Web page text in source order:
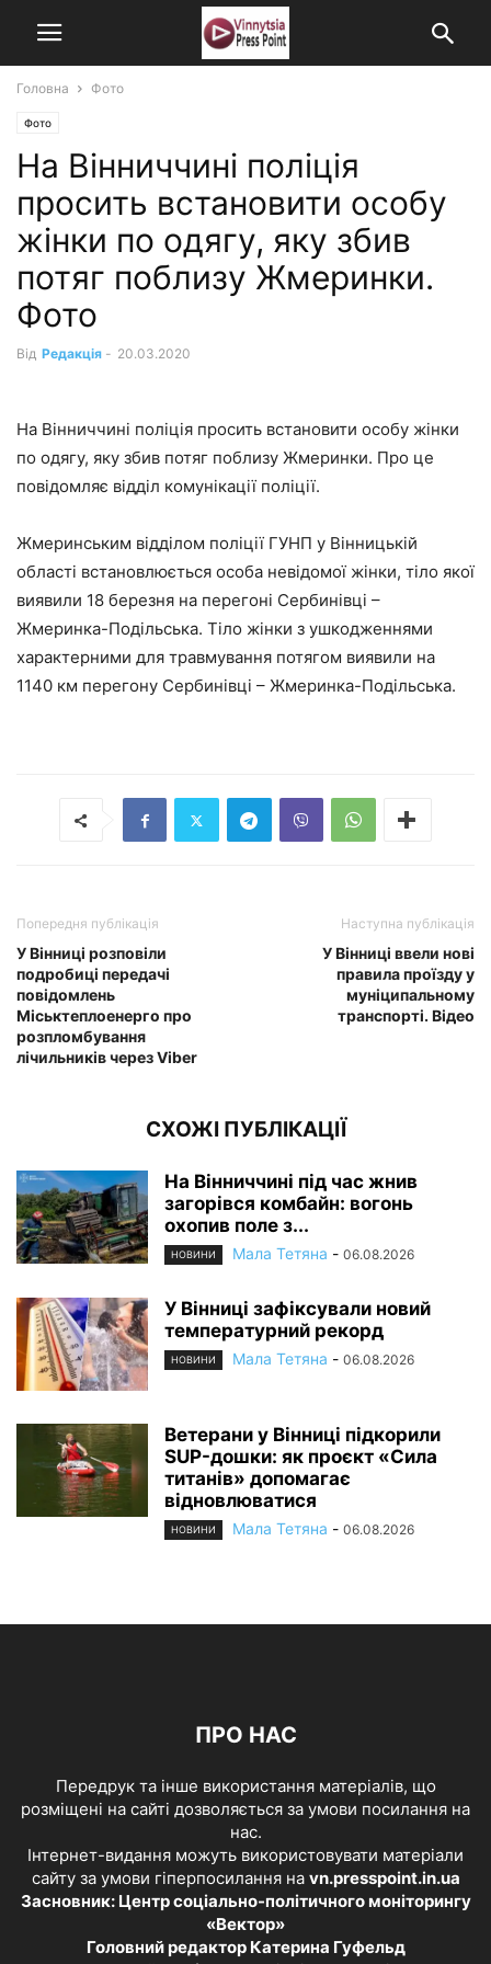
Головна Фото
Фото
На Вінниччині поліція
просить встановити особу
жінки по одягу, яку збив
потяг поблизу Жмеринки.
Фото
Від Редакція - 20.03.2020
На Вінниччині поліція просить встановити особу жінки
по одягу, яку збив потяг поблизу Жмеринки. Про це
повідомляє відділ комунікації поліції.
Жмеринським відділом поліції ГУНП у Вінницькій
області встановлюється особа невідомої жінки, тіло якої
виявили 18 березня на перегоні Сербинівці –
Жмеринка-Подільська. Тіло жінки з ушкодженнями
характерними для травмування потягом виявили на
1140 км перегону Сербинівці – Жмеринка-Подільська.
Попередня публікація
У Вінниці розповіли
подробиці передачі
повідомлень
Міськтеплоенерго про
розпломбування
лічильників через Viber
Наступна публікація
У Вінниці ввели нові
правила проїзду у
муніципальному
транспорті. Відео
СХОЖІ ПУБЛІКАЦІЇ
На Вінниччині під час жнив
загорівся комбайн: вогонь
охопив поле з...
НОВИНИ Мала Тетяна - 06.08.2026
У Вінниці зафіксували новий
температурний рекорд
НОВИНИ Мала Тетяна - 06.08.2026
Ветерани у Вінниці підкорили
SUP-дошки: як проєкт «Сила
титанів» допомагає
відновлюватися
НОВИНИ Мала Тетяна - 06.08.2026
ПРО НАС
Передрук та інше використання матеріалів, що
розміщені на сайті дозволяється за умови посилання на
нас.
Інтернет-видання можуть використовувати матеріали
сайту за умови гіперпосилання на vn.presspoint.in.ua
Засновник: Центр соціально-політичного моніторингу
«Вектор»
Головний редактор Катерина Гуфельд